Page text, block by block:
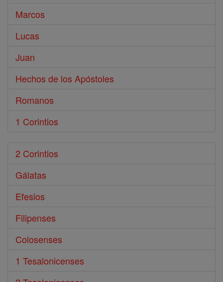
Marcos
Lucas
Juan
Hechos de los Apóstoles
Romanos
1 Corintios
2 Corintios
Gálatas
Efesios
Filipenses
Colosenses
1 Tesalonicenses